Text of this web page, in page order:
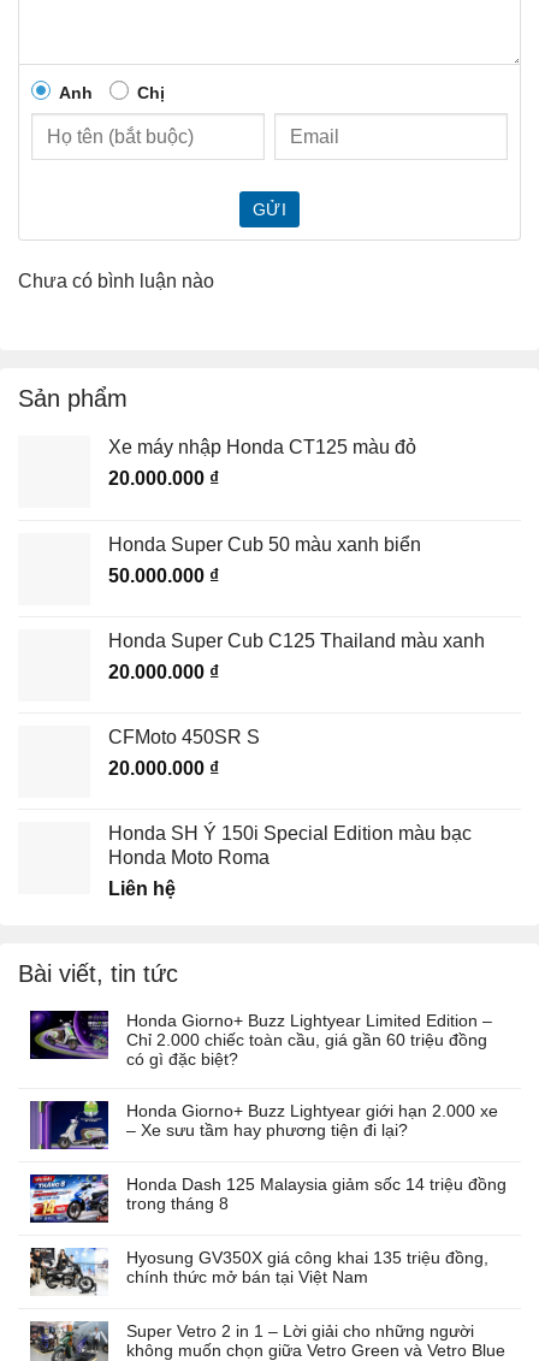
Anh Chị
GỬI
Chưa có bình luận nào
Sản phẩm
Xe máy nhập Honda CT125 màu đỏ
20.000.000 ₫
Honda Super Cub 50 màu xanh biển
50.000.000 ₫
Honda Super Cub C125 Thailand màu xanh
20.000.000 ₫
CFMoto 450SR S
20.000.000 ₫
Honda SH Ý 150i Special Edition màu bạc
Honda Moto Roma
Liên hệ
Bài viết, tin tức
Honda Giorno+ Buzz Lightyear Limited Edition –
Chỉ 2.000 chiếc toàn cầu, giá gần 60 triệu đồng
có gì đặc biệt?
Honda Giorno+ Buzz Lightyear giới hạn 2.000 xe
– Xe sưu tầm hay phương tiện đi lại?
Honda Dash 125 Malaysia giảm sốc 14 triệu đồng
trong tháng 8
Hyosung GV350X giá công khai 135 triệu đồng,
chính thức mở bán tại Việt Nam
Super Vetro 2 in 1 – Lời giải cho những người
không muốn chọn giữa Vetro Green và Vetro Blue